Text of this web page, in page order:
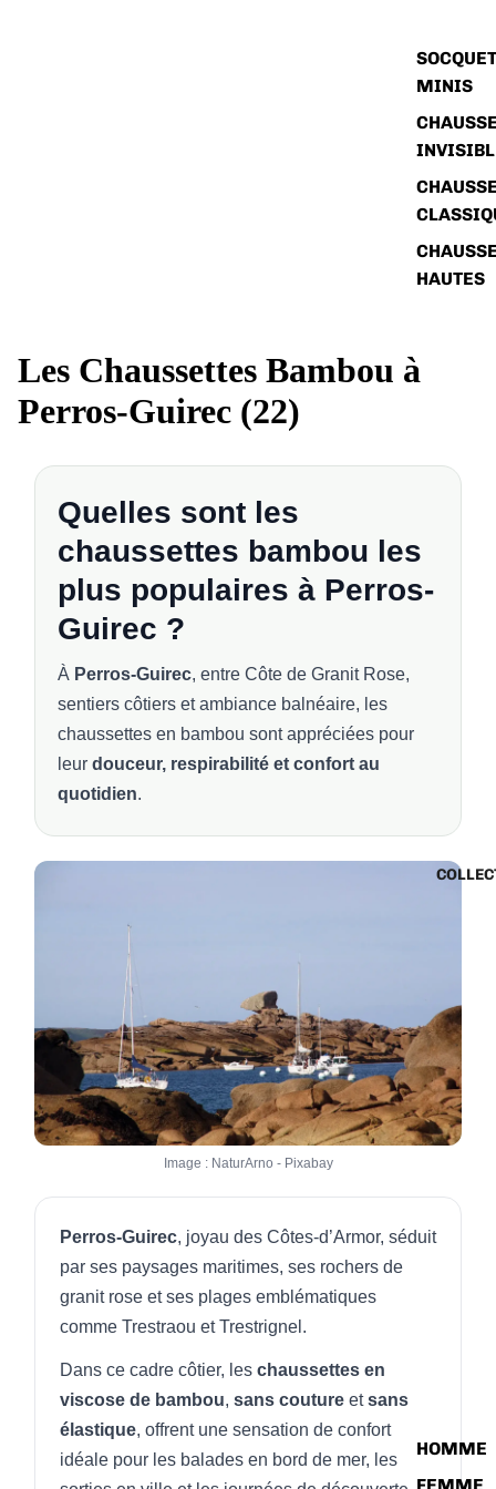
MINIS
HAUTES
HOMME
Les Chaussettes Bambou à
Perros-Guirec (22)
Quelles sont les
chaussettes bambou les
plus populaires à Perros-
Guirec ?
À Perros-Guirec, entre Côte de Granit Rose,
sentiers côtiers et ambiance balnéaire, les
chaussettes en bambou sont appréciées pour
leur douceur, respirabilité et confort au
quotidien.
Image : NaturArno - Pixabay
Perros-Guirec, joyau des Côtes-d’Armor, séduit
par ses paysages maritimes, ses rochers de
granit rose et ses plages emblématiques
comme Trestraou et Trestrignel.
Dans ce cadre côtier, les chaussettes en
viscose de bambou, sans couture etsans
élastique, offrent une sensation de confort
idéale pour les balades en bord de mer, les